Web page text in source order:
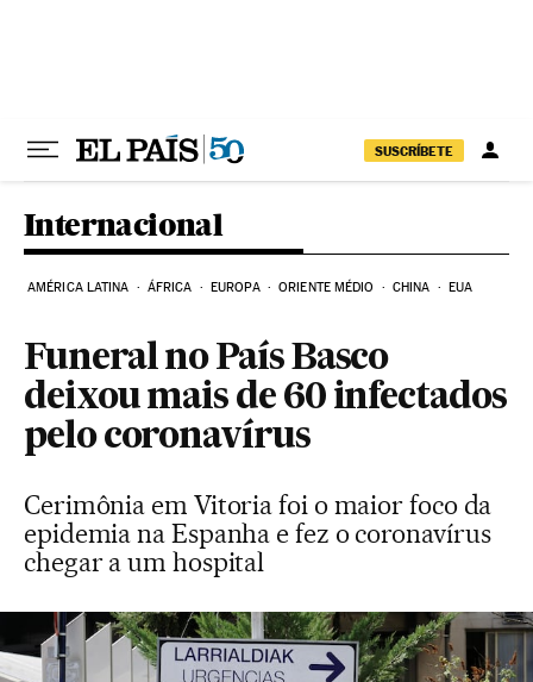
SUSCRÍBETE
Internacional
AMÉRICA LATINA ÁFRICA EUROPA ORIENTE MÉDIO CHINA EUA
Funeral no País Basco
deixou mais de 60 infectados
pelo coronavírus
Cerimônia em Vitoria foi o maior foco da
epidemia na Espanha e fez o coronavírus
chegar a um hospital